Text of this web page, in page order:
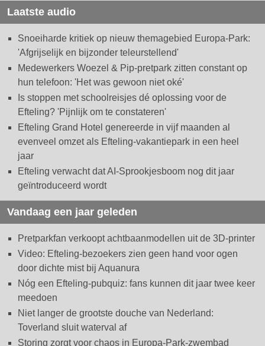
Laatste audio
Snoeiharde kritiek op nieuw themagebied Europa-Park:
'Afgrijselijk en bijzonder teleurstellend'
Medewerkers Woezel & Pip-pretpark zitten constant op
hun telefoon: 'Het was gewoon niet oké'
Is stoppen met schoolreisjes dé oplossing voor de
Efteling? 'Pijnlijk om te constateren'
Efteling Grand Hotel genereerde in vijf maanden al
evenveel omzet als Efteling-vakantiepark in een heel
jaar
Efteling verwacht dat AI-Sprookjesboom nog dit jaar
geïntroduceerd wordt
Vandaag een jaar geleden
Pretparkfan verkoopt achtbaanmodellen uit de 3D-printer
Video: Efteling-bezoekers zien geen hand voor ogen
door dichte mist bij Aquanura
Nóg een Efteling-pubquiz: fans kunnen dit jaar twee keer
meedoen
Niet langer de grootste douche van Nederland:
Toverland sluit waterval af
Storing zorgt voor chaos in Europa-Park-zwembad